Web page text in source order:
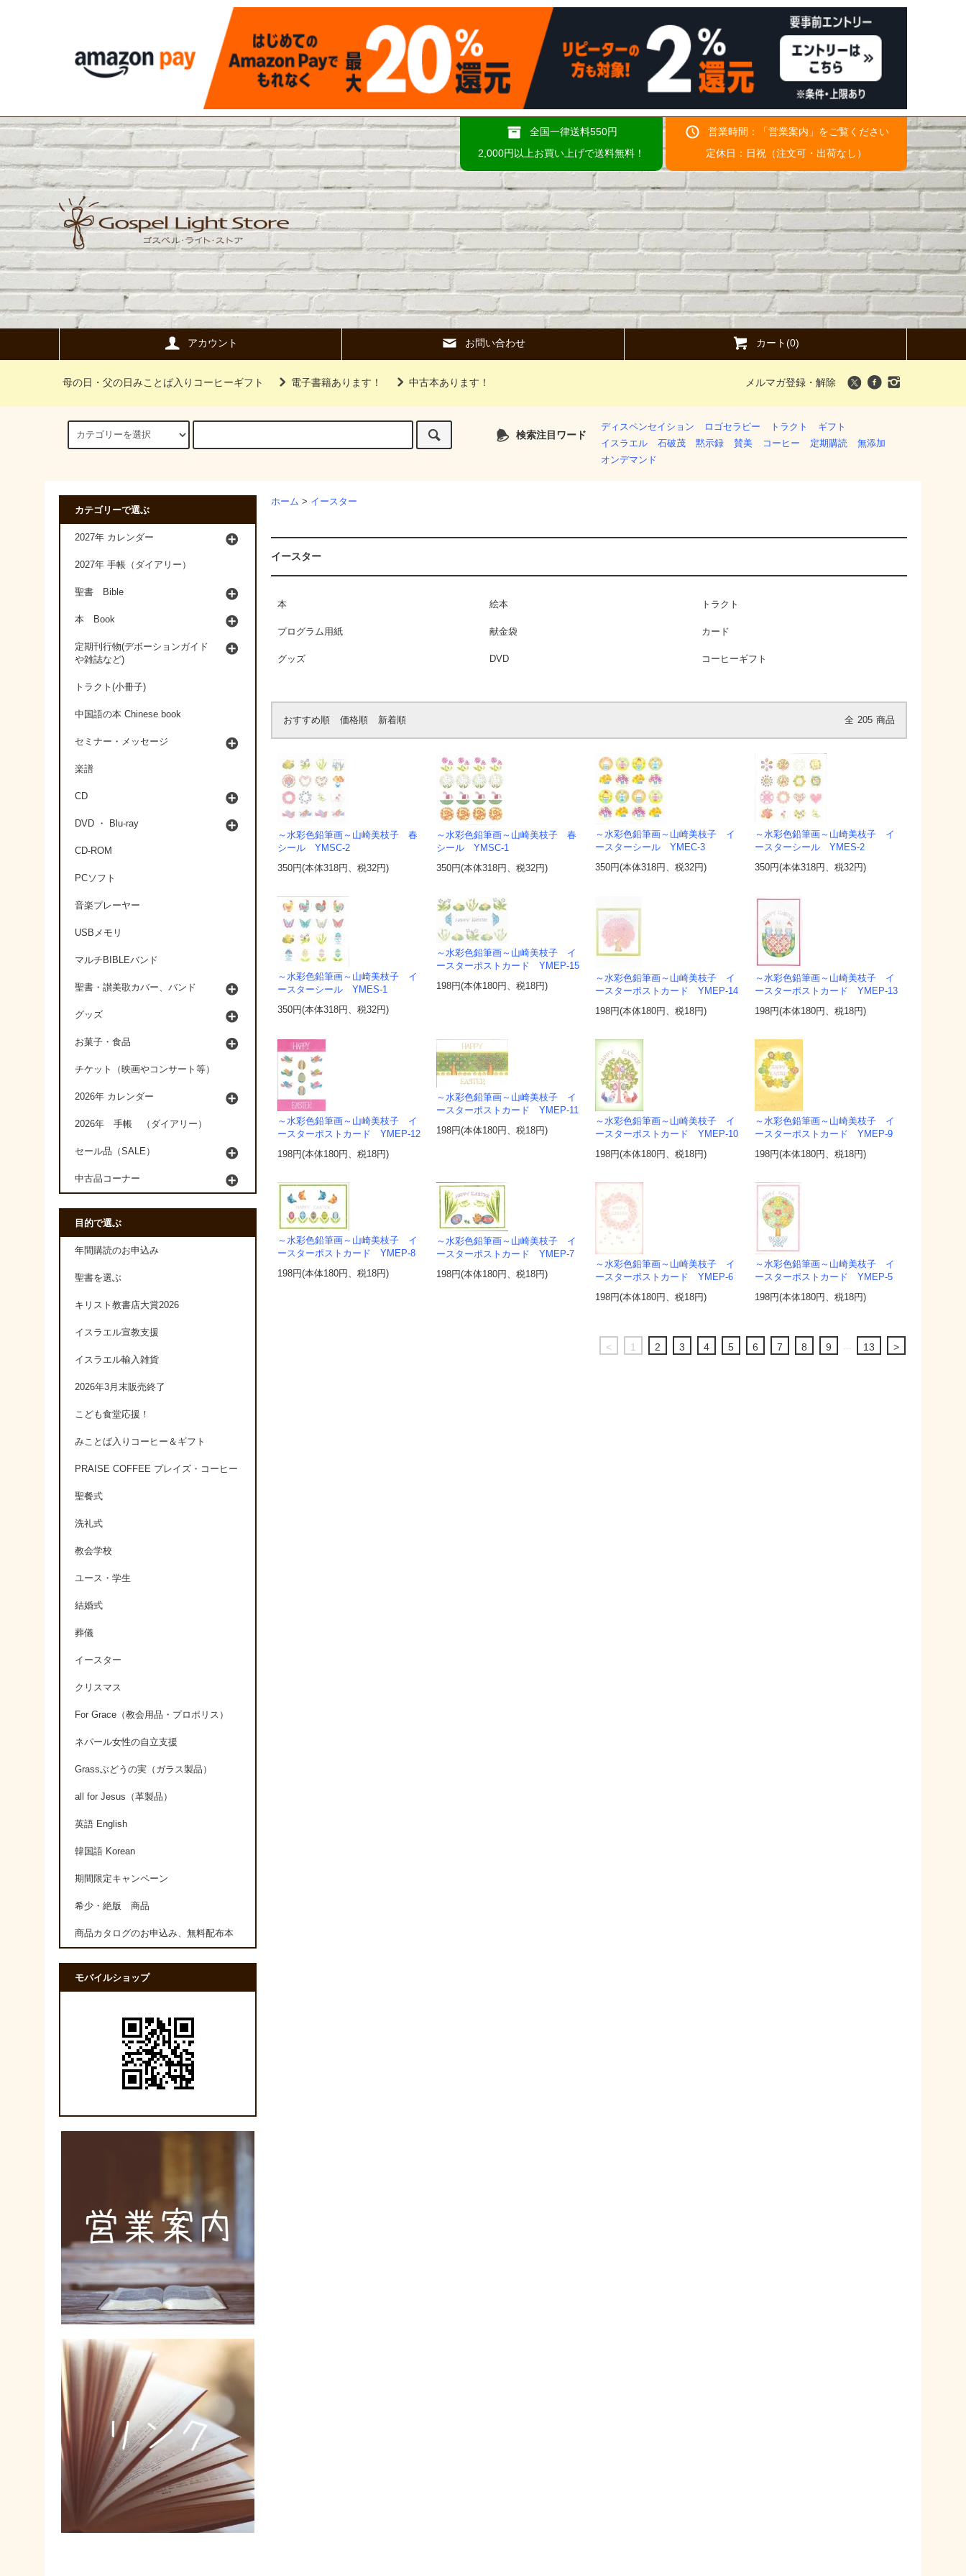
全国一律送料550円
2,000円以上お買い上げで送料無料！
営業時間：「営業案内 」をご覧ください
定休日：日祝（注文可・出荷なし）
アカウント お問い合わせ カート(0)
母の日・父の日みことば入りコーヒーギフト 電子書籍あります！ 中古本あります！ メルマガ登録・解除
検索注目ワード
ディスペンセイション ロゴセラピー トラクト
ギフト
イスラエル
石破茂 黙示録 賛美 コーヒー 定期購読
無添加
オンデマンド
ホーム > イースター
イースター
本 絵本 トラクト
プログラム用紙 献金袋 カード
グッズ DVD コーヒーギフト
おすすめ順 価格順 新着順 全 205 商品
～水彩色鉛筆画～山崎美枝子 春
シール YMSC-2
350円(本体318円、税32円)
～水彩色鉛筆画～山崎美枝子 春
シール YMSC-1
350円(本体318円、税32円)
～水彩色鉛筆画～山崎美枝子 イ
ースターシール YMEC-3
350円(本体318円、税32円)
～水彩色鉛筆画～山崎美枝子 イ
ースターシール YMES-2
350円(本体318円、税32円)
～水彩色鉛筆画～山崎美枝子 イ
ースターシール YMES-1
350円(本体318円、税32円)
～水彩色鉛筆画～山崎美枝子 イ
ースターポストカード YMEP-15
198円(本体180円、税18円)
～水彩色鉛筆画～山崎美枝子 イ
ースターポストカード YMEP-14
198円(本体180円、税18円)
～水彩色鉛筆画～山崎美枝子 イ
ースターポストカード YMEP-13
198円(本体180円、税18円)
～水彩色鉛筆画～山崎美枝子 イ
ースターポストカード YMEP-12
198円(本体180円、税18円)
～水彩色鉛筆画～山崎美枝子 イ
ースターポストカード YMEP-11
198円(本体180円、税18円)
～水彩色鉛筆画～山崎美枝子 イ
ースターポストカード YMEP-10
198円(本体180円、税18円)
～水彩色鉛筆画～山崎美枝子 イ
ースターポストカード YMEP-9
198円(本体180円、税18円)
～水彩色鉛筆画～山崎美枝子 イ
ースターポストカード YMEP-8
198円(本体180円、税18円)
～水彩色鉛筆画～山崎美枝子 イ
ースターポストカード YMEP-7
198円(本体180円、税18円)
～水彩色鉛筆画～山崎美枝子 イ
ースターポストカード YMEP-6
198円(本体180円、税18円)
～水彩色鉛筆画～山崎美枝子 イ
ースターポストカード YMEP-5
198円(本体180円、税18円)
< 1 2 3 4 5 6 7 8 9 13 >
カテゴリーで選ぶ
2027年 カレンダー
2027年 手帳（ダイアリー）
聖書 Bible
本 Book
定期刊行物(デボーションガイド
や雑誌など)
トラクト(小冊子)
中国語の本 Chinese book
セミナー・メッセージ
楽譜
CD
DVD ・ Blu-ray
CD-ROM
PCソフト
音楽プレーヤー
USBメモリ
マルチBIBLEバンド
聖書・讃美歌カバー、バンド
グッズ
お菓子・食品
チケット（映画やコンサート等）
2026年 カレンダー
2026年 手帳 （ダイアリー）
セール品（SALE）
中古品コーナー
目的で選ぶ
年間購読のお申込み
聖書を選ぶ
キリスト教書店大賞2026
イスラエル宣教支援
イスラエル輸入雑貨
2026年3月末販売終了
こども食堂応援！
みことば入りコーヒー＆ギフト
PRAISE COFFEE プレイズ・コーヒー
聖餐式
洗礼式
教会学校
ユース・学生
結婚式
葬儀
イースター
クリスマス
For Grace（教会用品・プロポリス）
ネパール女性の自立支援
Grassぶどうの実（ガラス製品）
all for Jesus（革製品）
英語 English
韓国語 Korean
期間限定キャンペーン
希少・絶版 商品
商品カタログのお申込み、無料配布本
モバイルショップ